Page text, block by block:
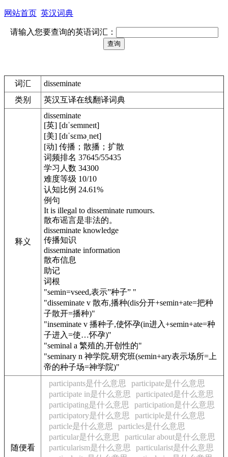
网站首页 英汉词典
请输入您要查询的英语词汇：
词汇
disseminate
类别
英汉互译在线翻译词典
释义
disseminate
[英] [dɪˈsemɪneɪt]
[美] [dɪˈsɛməˌnet]
[动] 传播；散播；扩散
词频排名 37645/55435
学习人数 34300
难度等级 10/10
认知比例 24.61%
例句
It is illegal to disseminate rumours.
散布谣言是非法的。
disseminate knowledge
传播知识
disseminate information
散布信息
助记
词根
"semin=vseed,表示”种子” "
"disseminate v 散布,播种(dis分开+semin+ate=把种
子散开=播种)"
"inseminate v 播种子,使怀孕(in进入+semin+ate=种
子进入=使…怀孕)"
"seminal a 繁殖的,开创性的"
"seminary n 神学院,研究班(semin+ary表示场所=上
帝的种子场=神学院)"
随便看
participants是什么意思
participate是什么意思
participate in是什么意思
participated是什么意思
participating是什么意思
participation是什么意思
participatory是什么意思
participle是什么意思
particle是什么意思
particles是什么意思
particular是什么意思
particular about是什么意思
particularism是什么意思
particularist是什么意思